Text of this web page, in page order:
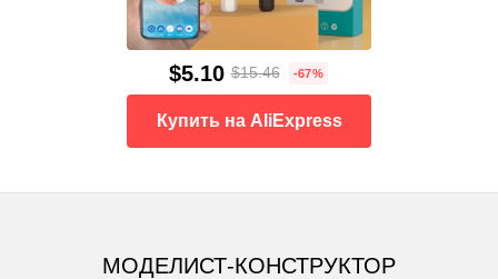
$5.10 $15.46 -67%
Купить на AliExpress
МОДЕЛИСТ-КОНСТРУКТОР